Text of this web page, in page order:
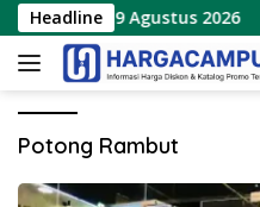
Langsung
ke
konten
Headline8 – 9 Agustus 2026
Potong Rambut